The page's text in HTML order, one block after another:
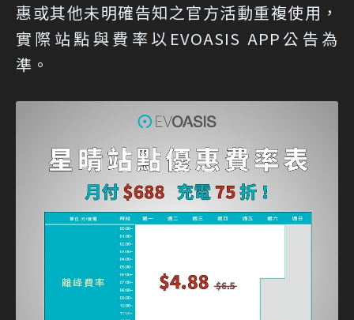
惠或其他未明確告知之官方活動重複使用，
實際站點與費率以EVOASIS APP公告為
準。